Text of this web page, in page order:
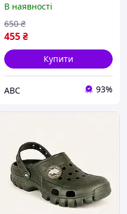
пляжу та прогулянок
В наявності
455₴
650 ₴
Купити
ABC 93%